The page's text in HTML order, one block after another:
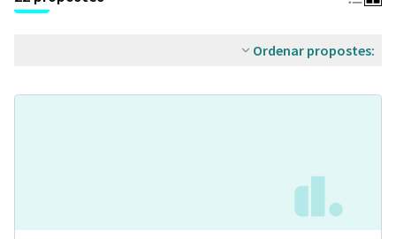
Ordenar propostes: